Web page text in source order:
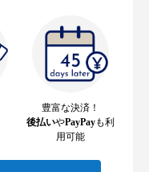
豊富な決済！
後払いやPayPayも利
用可能